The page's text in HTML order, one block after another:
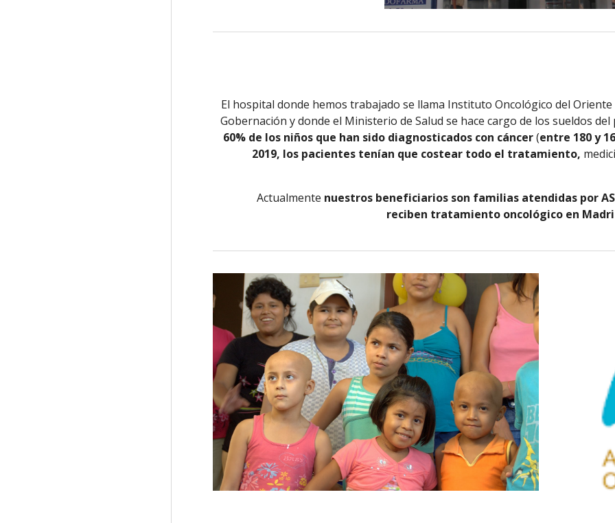
El hospital donde hemos trabajado se llama Instituto Oncológico del
Gobernación y donde el Ministerio de Salud se hace cargo de los sueldos
60% de los niños que han sido diagnosticados con cáncer(entre 180 y
2019, los pacientes tenían que costear todo el tratamiento,
Actualmente nuestros beneficiarios son familias atendidas por
reciben tratamiento oncológico en